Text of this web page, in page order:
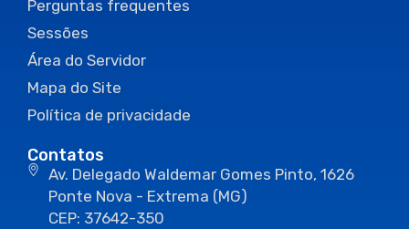
Perguntas frequentes
Sessões
Área do Servidor
Mapa do Site
Política de privacidade
Contatos
Av. Delegado Waldemar Gomes Pinto, 1626
Ponte Nova - Extrema (MG)
CEP: 37642-350